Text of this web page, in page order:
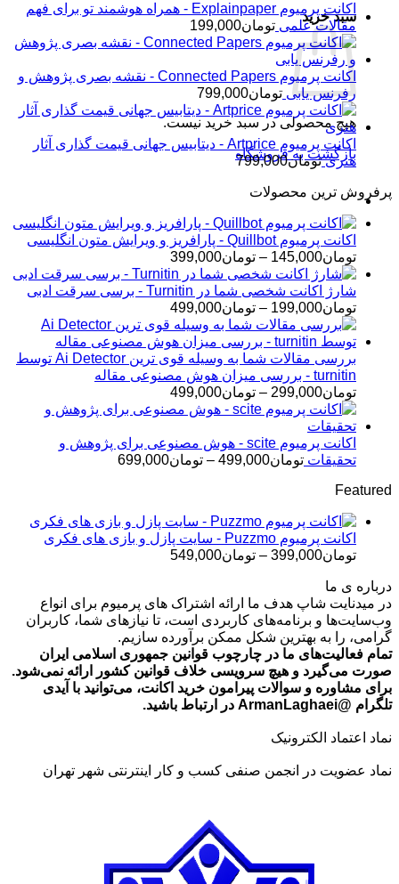
سبد خرید
هیچ محصولی در سبد خرید نیست.
بازگشت به فروشگاه
اکانت پرمیوم Explainpaper - همراه هوشمند تو برای فهم
مقالات علمی تومان199,000
اکانت پرمیوم Connected Papers - نقشه بصری پژوهش و
رفرنس یابی تومان799,000
اکانت پرمیوم Artprice - دیتابیس جهانی قیمت ‌گذاری آثار
هنری تومان799,000
پرفروش ترین محصولات
اکانت پرمیوم Quillbot - پارافریز و ویرایش متون انگلیسی
تومان145,000
– تومان399,000محدوده
قیمت:
تومان145,000
تا
تومان399,000
شارژ اکانت شخصی شما در Turnitin - برسی سرقت ادبی
تومان199,000
– تومان499,000محدوده
قیمت:
تومان199,000
تا
تومان499,000
بررسی مقالات شما به وسیله قوی ترین Ai Detector توسط
turnitin - بررسی میزان هوش مصنوعی مقاله
تومان299,000
– تومان499,000محدوده
قیمت:
تا
تومان499,000
اکانت پرمیوم scite - هوش مصنوعی برای پژوهش و
تحقیقات تومان499,000
– تومان699,000محدوده
تومان699,000
Featured
اکانت پرمیوم Puzzmo - سایت پازل و بازی های فکری
تومان399,000
– تومان549,000
تا
تومان549,000
درباره ی ما
در میدنایت شاپ هدف ما ارائه اشتراک های پرمیوم برای انواع
وب‌سایت‌ها و برنامه‌های کاربردی است، تا نیازهای شما، کاربران
گرامی، را به بهترین شکل ممکن برآورده سازیم.
تمام فعالیت‌های ما در چارچوب قوانین جمهوری اسلامی ایران
صورت می‌گیرد و هیچ سرویسی خلاف قوانین کشور ارائه نمی‌شود.
برای مشاوره و سوالات پیرامون خرید اکانت، می‌توانید با آیدی
تلگرام @ArmanLaghaei در ارتباط باشید.
نماد اعتماد الکترونیک
نماد عضویت در انجمن صنفی کسب و کار اینترنتی شهر تهران